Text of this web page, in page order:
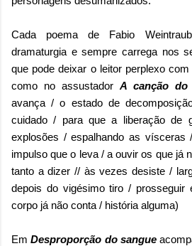
Cada poema de Fabio
dramaturgia e sempre carrega nos
que pode deixar o leitor perplexo
como no assustador A canção do
avança / o estado de
cuidado / para que a liberação de
explosões / espalhando as
impulso que o leva / a ouvir os que já
tanto a dizer // às vezes desiste /
depois do vigésimo tiro / prosseguir
corpo já não conta / história alguma)
Em Desproporção do sangue